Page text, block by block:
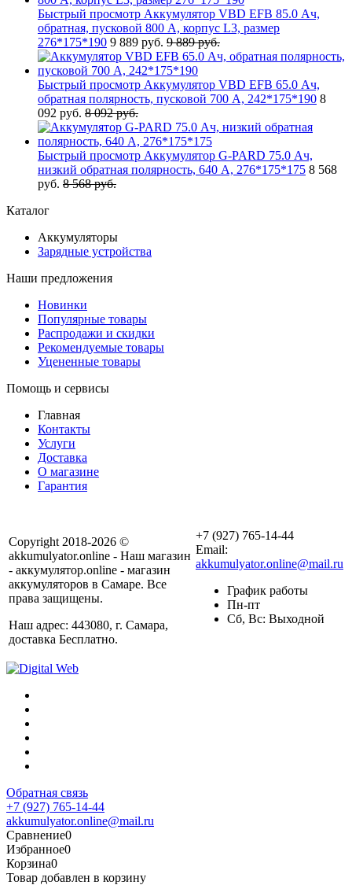
Быстрый просмотр Аккумулятор VBD EFB 85.0 Ач,
обратная, пусковой 800 А, корпус L3, размер
276*175*190 9 889 руб. 9 889 руб.
Быстрый просмотр Аккумулятор VBD EFB 65.0 Ач,
обратная полярность, пусковой 700 А, 242*175*190 8
092 руб. 8 092 руб.
Быстрый просмотр Аккумулятор G-PARD 75.0 Ач,
низкий обратная полярность, 640 А, 276*175*175 8 568
руб. 8 568 руб.
Каталог
Аккумуляторы
Зарядные устройства
Наши предложения
Новинки
Популярные товары
Распродажи и скидки
Рекомендуемые товары
Уцененные товары
Помощь и сервисы
Главная
Контакты
Услуги
Доставка
О магазине
Гарантия
Copyright 2018-2026 ©
akkumulyator.online - Наш магазин
- аккумулятор.online - магазин
аккумуляторов в Самаре. Все
права защищены.
Наш адрес: 443080, г. Самара,
доставка Бесплатно.
+7 (927) 765-14-44
Email:
akkumulyator.online@mail.ru
График работы
Пн-пт
Сб, Вс: Выходной
Обратная связь
+7 (927) 765-14-44
akkumulyator.online@mail.ru
Сравнение0
Избранное0
Корзина0
Товар добавлен в корзину